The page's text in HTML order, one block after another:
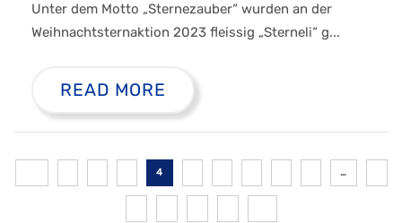
Unter dem Motto „Sternezauber“ wurden an der
Weihnachtsternaktion 2023 fleissig „Sterneli“ g...
READ MORE
4 …